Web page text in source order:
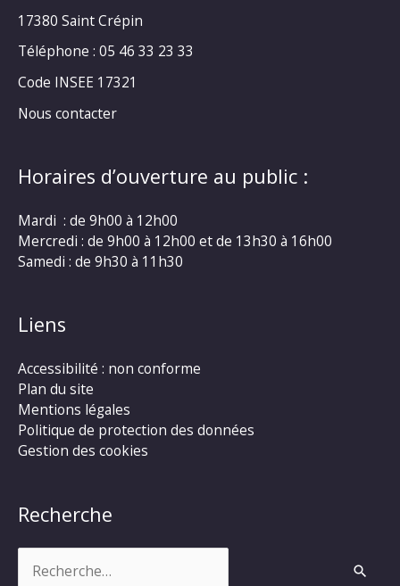
17380 Saint Crépin
Téléphone : 05 46 33 23 33
Code INSEE 17321
Nous contacter
Horaires d’ouverture au public :
Mardi : de 9h00 à 12h00
Mercredi : de 9h00 à 12h00 et de 13h30 à 16h00
Samedi : de 9h30 à 11h30
Liens
Accessibilité : non conforme
Plan du site
Mentions légales
Politique de protection des données
Gestion des cookies
Recherche